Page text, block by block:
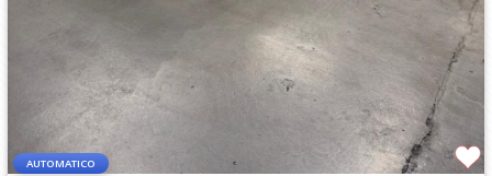
AUTOMATICO